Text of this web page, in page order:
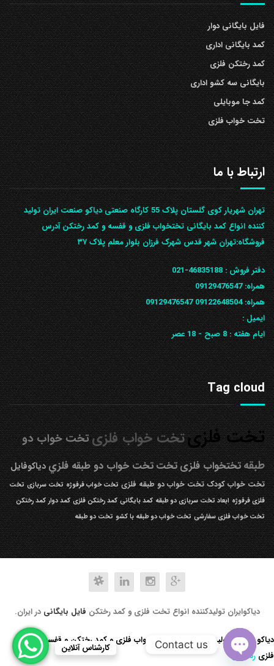
فایل بایگانی دوار
کمد بایگانی اداری
کمد رختکن فلزی
بایگانی سه کشو اداری
کمد جا موبایلی
تخت خواب فلزی
ارتباط با ما
تهران شهریار کوی گلستان پلاک 55 کارگاه صنعتی دیاکو صنعت ایران تولید
کننده انواع کمد بایگانی تختخواب فلزی و قفسه و کمد رختکن آدرس
ف‍روشگاه:تهران شهر قدس شهرک فرزان بلوار معلم پلاک ۳۷
دفتر فروش :46835188-021
همراه:09129476547
همراه: 09122648504
09129476547
ایمیل :
ایام هفته :8 صبح - 18 عصر
Tag cloud
تخت فلزیتخت خواب فلزیتخت خواب دو
طبقه تختخواب فلزیتختتخت خواب دو طبقه فلزيدیاکوفایل
تخت خواب کودک تخت خواب دو طبقه فلزی تخت خواب فرفوژه تخت سربازی تخت
فلزی فرفوژه ابعاد تخت سربازی دو طبقه کمد بایگانی کمد رختکن فلزی کمد دوار کمد رختکن
تخت خواب فلزی سفارشی تخت خواب دو طبقه با کشو تخت دو طبقه
دیاکوایران تولیدکننده انواع تخت فلزی و کمد رختکن فایل بایگانی در ایران.
کارشناس آنلاین
دیاکو صنعت تولید کننده انواع تخت خواب فلزی و کمد رختکن و قفسه کتابخانه
فلزی رد کردن
Contact us